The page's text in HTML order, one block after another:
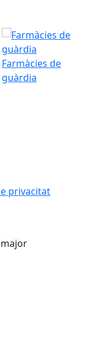
Farmàcies de
guàrdia
privacitat